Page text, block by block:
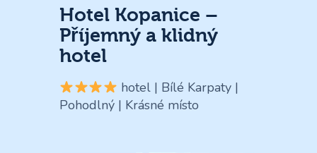
Hotel Kopanice –
Příjemný a klidný
hotel
hotel | Bílé Karpaty |
Pohodlný | Krásné místo